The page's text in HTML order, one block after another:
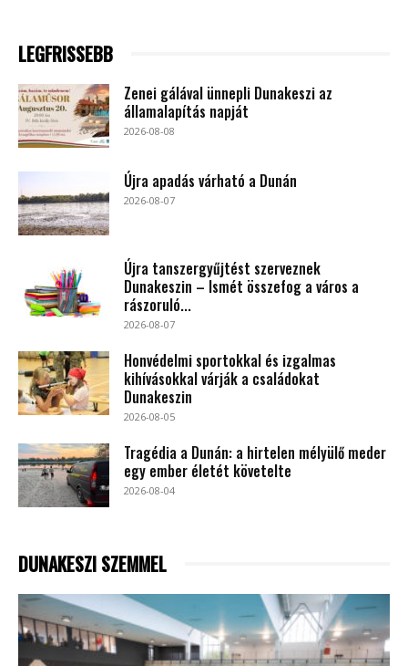
LEGFRISSEBB
Zenei gálával ünnepli Dunakeszi az
államalapítás napját
2026-08-08
Újra apadás várható a Dunán
2026-08-07
Újra tanszergyűjtést szerveznek
Dunakeszin – Ismét összefog a város a
rászoruló...
2026-08-07
Honvédelmi sportokkal és izgalmas
kihívásokkal várják a családokat
Dunakeszin
2026-08-05
Tragédia a Dunán: a hirtelen mélyülő meder
egy ember életét követelte
2026-08-04
DUNAKESZI SZEMMEL